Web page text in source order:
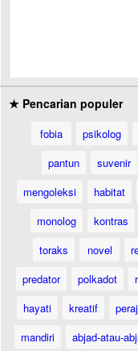
★ Pencarian populer
fobia psikolog
pantun
suvenir
mengoleksi
habitat
monolog
kontras
toraks
novel
predator
polkadot
hayati
kreatif
mandiri
abjad-atau-